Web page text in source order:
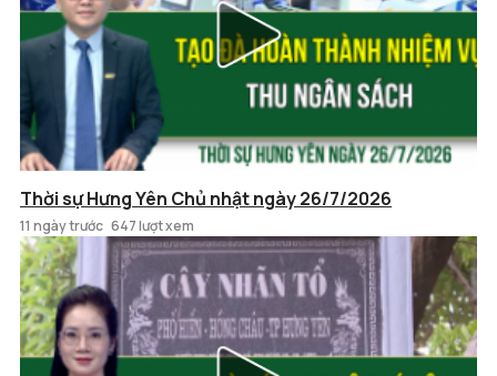
Thời sự Hưng Yên Chủ nhật ngày 26/7/2026
11 ngày trước 647 lượt xem